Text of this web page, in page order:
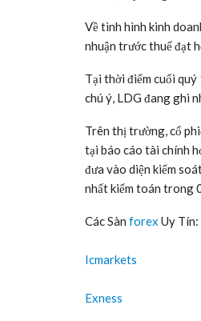
Thực tế, cổ phiếu
Trước đó, vào cuối
lừa dối khách hàng,
tháng tù giam, doanh
Chưa dừng lại, giữa
cũng lên kế hoạch
kiến sẽ được chuyển